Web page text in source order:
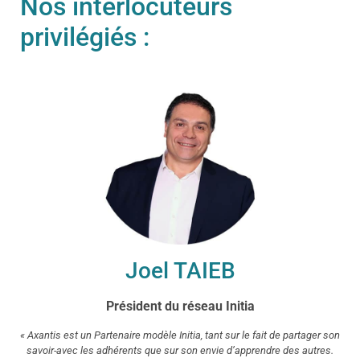
Nos interlocuteurs
privilégiés :
Joel TAIEB
Président du réseau Initia
« Axantis est un Partenaire modèle Initia, tant sur le fait de partager son
savoir-avec les adhérents que sur son envie d’apprendre des autres.